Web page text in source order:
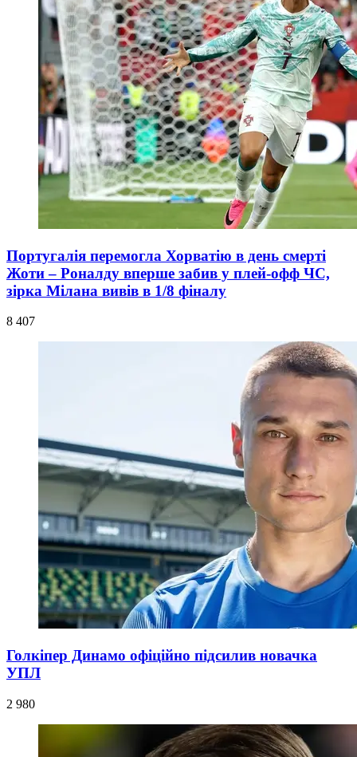
Португалія перемогла Хорватію в день смерті
Жоти – Роналду вперше забив у плей-офф ЧС,
зірка Мілана вивів в 1/8 фіналу
8 407
Голкіпер Динамо офіційно підсилив новачка
УПЛ
2 980